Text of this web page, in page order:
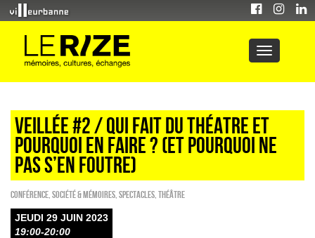
VEILLéE #2 / QUI FAIT DU THéATRE ET
POURQUOI EN FAIRE ? (ET POURQUOI NE
PAS S’EN FOUTRE)
Conférence Société & Mémoires SPECTACLES Théâtre
JEUDI 29 JUIN 2023
19:00-20:00